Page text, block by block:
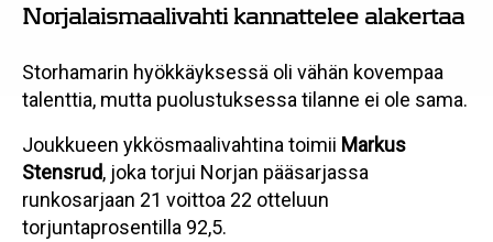
Norjalaismaalivahti kannattelee alakertaa
Storhamarin hyökkäyksessä oli vähän kovempaa
talenttia, mutta puolustuksessa tilanne ei ole sama.
Joukkueen ykkösmaalivahtina toimii Markus
Stensrud, joka torjui Norjan pääsarjassa
runkosarjaan 21 voittoa 22 otteluun
torjuntaprosentilla 92,5.